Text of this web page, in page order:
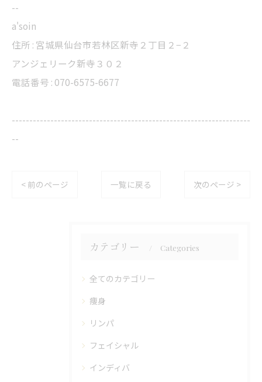
--
a'soin
住所 : 宮城県仙台市若林区新寺２丁目２−２
アンジェリーク新寺３０２
電話番号 : 070-6575-6677
--------------------------------------------------------------------
--
< 前のページ 一覧に戻る 次のページ >
カテゴリー Categories
全てのカテゴリー
痩身
リンパ
フェイシャル
インディバ